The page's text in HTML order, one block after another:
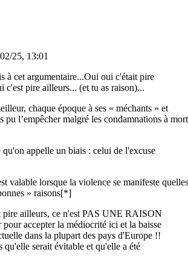
25, 13:01
à cet argumentaire...Oui oui c'était pire
c'est pire ailleurs... (et tu as raison)...
chaque époque à ses « méchants » et
pu l’empêcher malgré les condamnations à mort
qu'on appelle un biais : celui de l'excuse
valable lorsque la violence se manifeste quelles
» raisons[*]
pire ailleurs, ce n'est PAS UNE RAISON
pour accepter la médiocrité ici et la baisse
dans la plupart des pays d'Europe !!
qu'elle serait évitable et qu'elle a été